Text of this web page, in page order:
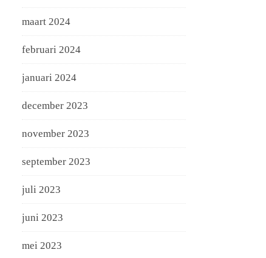
maart 2024
februari 2024
januari 2024
december 2023
november 2023
september 2023
juli 2023
juni 2023
mei 2023